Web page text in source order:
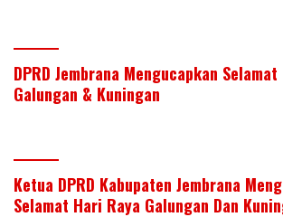
k p
DPRD Jembrana Mengucapkan
Galungan & Kuningan
Ketua DPRD Kabupaten Jembrana
Selamat Hari Raya Galungan Dan